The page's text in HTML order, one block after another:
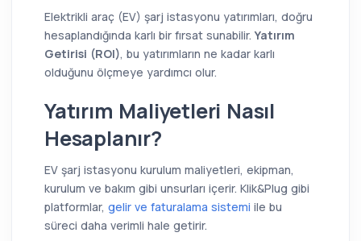
Elektrikli araç (EV) şarj istasyonu yatırımları, doğru
hesaplandığında karlı bir fırsat sunabilir.Yatırım
Getirisi (ROI), bu yatırımların ne kadar karlı
olduğunu ölçmeye yardımcı olur.
Yatırım Maliyetleri Nasıl
Hesaplanır?
EV şarj istasyonu kurulum maliyetleri, ekipman,
kurulum ve bakım gibi unsurları içerir. Klik&Plug gibi
platformlar, gelir ve faturalama sistemi ile bu
süreci daha verimli hale getirir.